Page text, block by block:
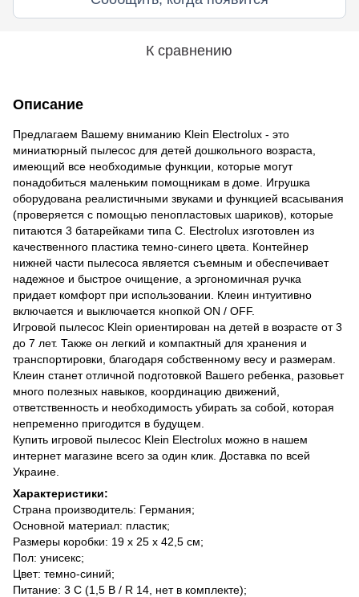
К сравнению
Описание
Предлагаем Вашему вниманию Klein Electrolux - это
миниатюрный пылесос для детей дошкольного возраста,
имеющий все необходимые функции, которые могут
понадобиться маленьким помощникам в доме. Игрушка
оборудована реалистичными звуками и функцией всасывания
(проверяется с помощью пенопластовых шариков), которые
питаются 3 батарейками типа С. Electrolux изготовлен из
качественного пластика темно-синего цвета. Контейнер
нижней части пылесоса является съемным и обеспечивает
надежное и быстрое очищение, а эргономичная ручка
придает комфорт при использовании. Клеин интуитивно
включается и выключается кнопкой ON / OFF.
Игровой пылесос Klein ориентирован на детей в возрасте от 3
до 7 лет. Также он легкий и компактный для хранения и
транспортировки, благодаря собственному весу и размерам.
Клеин станет отличной подготовкой Вашего ребенка, разовьет
много полезных навыков, координацию движений,
ответственность и необходимость убирать за собой, которая
непременно пригодится в будущем.
Купить игровой пылесос Klein Electrolux можно в нашем
интернет магазине всего за один клик. Доставка по всей
Украине.
Характеристики:
Страна производитель: Германия;
Основной материал: пластик;
Размеры коробки: 19 x 25 x 42,5 см;
Пол: унисекс;
Цвет: темно-синий;
Питание: 3 С (1,5 В / R 14, нет в комплекте);